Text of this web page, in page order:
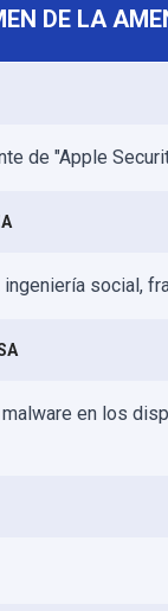
DE LA
de "Apple
social,
en los